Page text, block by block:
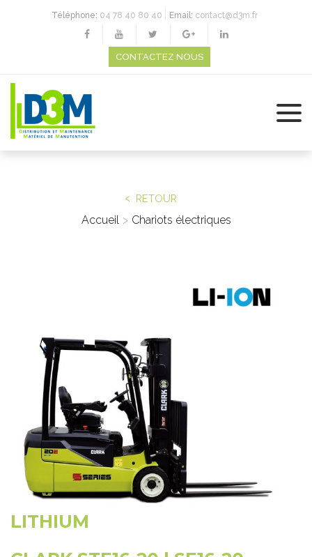
Téléphone: 04 78 40 80 40 Email: contact@d3m.fr
CONTACTEZ NOUS
RETOUR
Accueil Chariots électriques
LITHIUM